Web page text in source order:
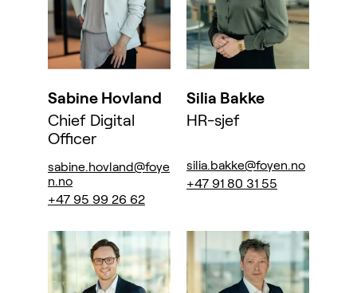
Sabine Hovland
Chief Digital
Officer
sabine.hovland@foye
n.no
+47 95 99 26 62
Silia Bakke
HR-sjef
silia.bakke@foyen.no
+47 91 80 31 55